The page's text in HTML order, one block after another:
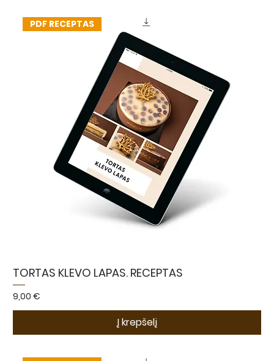
PDF RECEPTAS
TORTAS KLEVO LAPAS. RECEPTAS
Kaina
9,00 €
Į krepšelį